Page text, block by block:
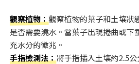
觀察植物：觀察植物的葉子和土壤狀
是否需要澆水。當葉子出現捲曲或下
充水分的徵兆。
手指檢測法：將手指插入土壤約2.5